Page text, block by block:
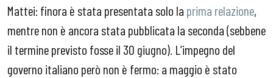
Mattei: finora è stata presentata solo la prima relazione,
mentre non è ancora stata pubblicata la seconda (sebbene
il termine previsto fosse il 30 giugno). L’impegno del
governo italiano però non è fermo: a maggio è stato